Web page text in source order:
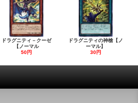
ドラグニティ－クーゼ
【ノーマル
50円
ドラグニティの神槍【ノ
ーマル】
30円